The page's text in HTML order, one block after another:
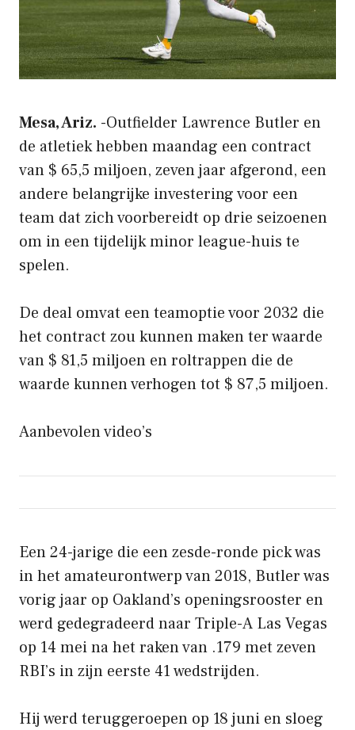
Mesa, Ariz. -Outfielder Lawrence Butler en
de atletiek hebben maandag een contract
van $ 65,5 miljoen, zeven jaar afgerond, een
andere belangrijke investering voor een
team dat zich voorbereidt op drie seizoenen
om in een tijdelijk minor league-huis te
spelen.
De deal omvat een teamoptie voor 2032 die
het contract zou kunnen maken ter waarde
van $ 81,5 miljoen en roltrappen die de
waarde kunnen verhogen tot $ 87,5 miljoen.
Aanbevolen video’s
Een 24-jarige die een zesde-ronde pick was
in het amateurontwerp van 2018, Butler was
vorig jaar op Oakland’s openingsrooster en
werd gedegradeerd naar Triple-A Las Vegas
op 14 mei na het raken van .179 met zeven
RBI’s in zijn eerste 41 wedstrijden.
Hij werd teruggeroepen op 18 juni en sloeg